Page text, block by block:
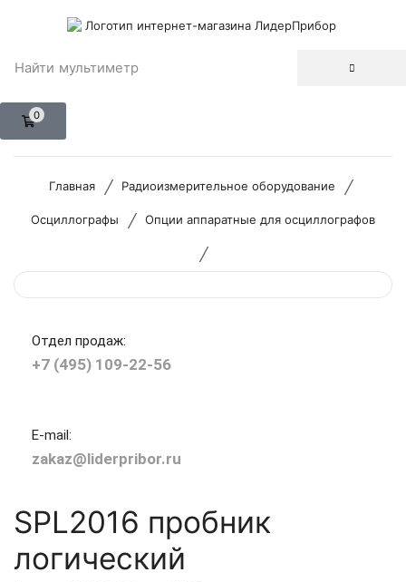
Найти мультиметр
0
Главная / Радиоизмерительное оборудование /
Осциллографы / Опции аппаратные для осциллографов
/
Отдел продаж:
+7 (495) 109-22-56
E-mail:
zakaz@liderpribor.ru
SPL2016 пробник
логический